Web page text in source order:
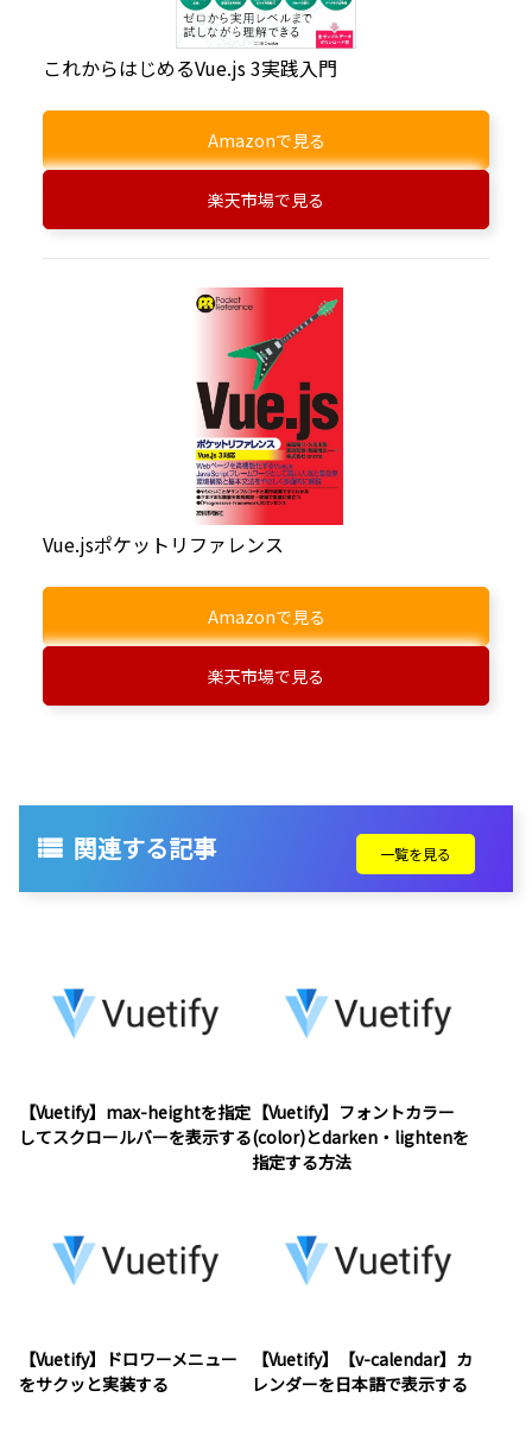
これからはじめるVue.js 3実践入門
Amazonで見る
楽天市場で見る
Vue.jsポケットリファレンス
Amazonで見る
楽天市場で見る
関連する記事
【Vuetify】max-heightを指定
してスクロールバーを表示する
【Vuetify】フォントカラー
(color)とdarken・lightenを
指定する方法
【Vuetify】ドロワーメニュー
をサクッと実装する
【Vuetify】【v-calendar】カ
レンダーを日本語で表示する
一覧を見る